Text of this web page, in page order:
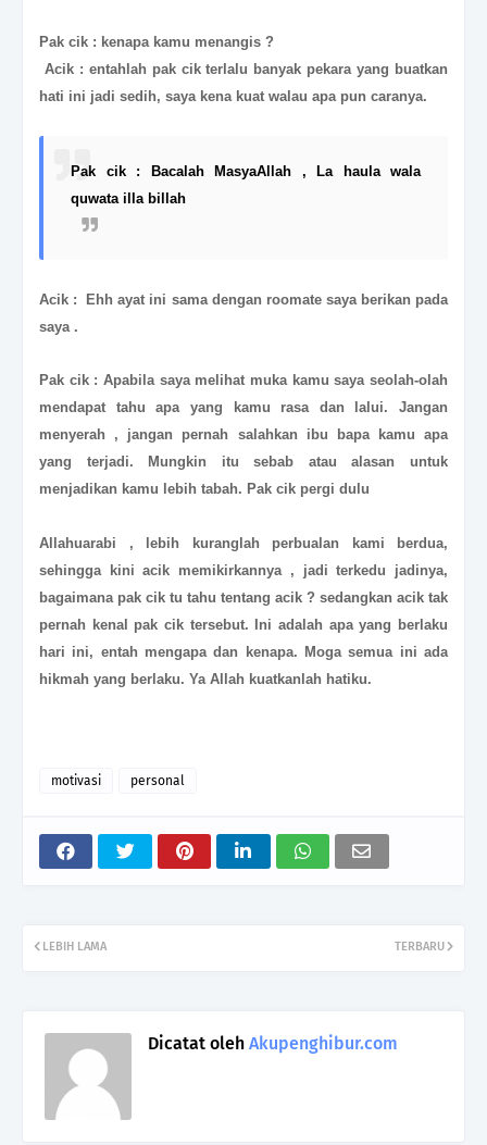
Pak cik : kenapa kamu menangis ?
Acik : entahlah pak cik terlalu banyak pekara yang buatkan
hati ini jadi sedih, saya kena kuat walau apa pun caranya.
Pak cik : Bacalah MasyaAllah , La haula wala
quwata illa billah
Acik : Ehh ayat ini sama dengan roomate saya berikan pada
saya .
Pak cik : Apabila saya melihat muka kamu saya seolah-olah
mendapat tahu apa yang kamu rasa dan lalui. Jangan
menyerah , jangan pernah salahkan ibu bapa kamu apa
yang terjadi. Mungkin itu sebab atau alasan untuk
menjadikan kamu lebih tabah. Pak cik pergi dulu
Allahuarabi ,
lebih kuranglah perbualan kami berdua,
sehingga kini acik memikirkannya , jadi terkedu jadinya,
bagaimana pak cik tu tahu tentang acik ? sedangkan acik tak
pernah kenal pak cik tersebut. Ini adalah apa yang berlaku
hari ini, entah mengapa dan kenapa. Moga semua ini ada
hikmah yang berlaku. Ya Allah kuatkanlah hatiku.
motivasi personal
TERBARU
LEBIH LAMA
Dicatat oleh Akupenghibur.com